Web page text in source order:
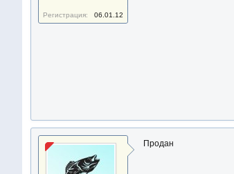
Регистрация: 06.01.12
Продан